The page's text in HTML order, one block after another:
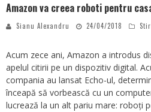
Amazon va creea roboti pentru
Sianu Alexandru 24/04/2018
Acum zece ani, Amazon a introdus
apelul citirii pe un dispozitiv digital.
compania au lansat Echo-ul,
înceapă să vorbească cu un
lucrează la un alt pariu mare: roboți